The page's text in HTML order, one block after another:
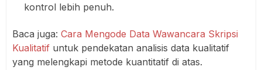
kontrol lebih penuh.
Baca juga: Cara Mengode Data Wawancara Skripsi
Kualitatif untuk pendekatan analisis data kualitatif
yang melengkapi metode kuantitatif di atas.